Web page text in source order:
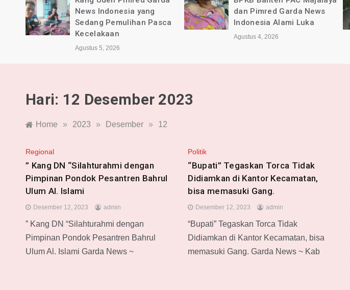
dan Pimred Garda News
Indonesia Alami Luka
Agustus 4, 2026
Warga Antusias dan
Bergembira
Agustus 4, 2026
Hari: 12 Desember 2023
Home » 2023 » Desember » 12
Regional
” Kang DN “Silahturahmi dengan
Pimpinan Pondok Pesantren Bahrul
Ulum Al. Islami
Desember 12, 2023 admin
” Kang DN “Silahturahmi dengan
Pimpinan Pondok Pesantren Bahrul
Ulum Al. Islami Garda News ~
Politik
“Bupati” Tegaskan Torca Tidak
Didiamkan di Kantor Kecamatan,
bisa memasuki Gang.
Desember 12, 2023 admin
“Bupati” Tegaskan Torca Tidak
Didiamkan di Kantor Kecamatan, bisa
memasuki Gang. Garda News ~ Kab